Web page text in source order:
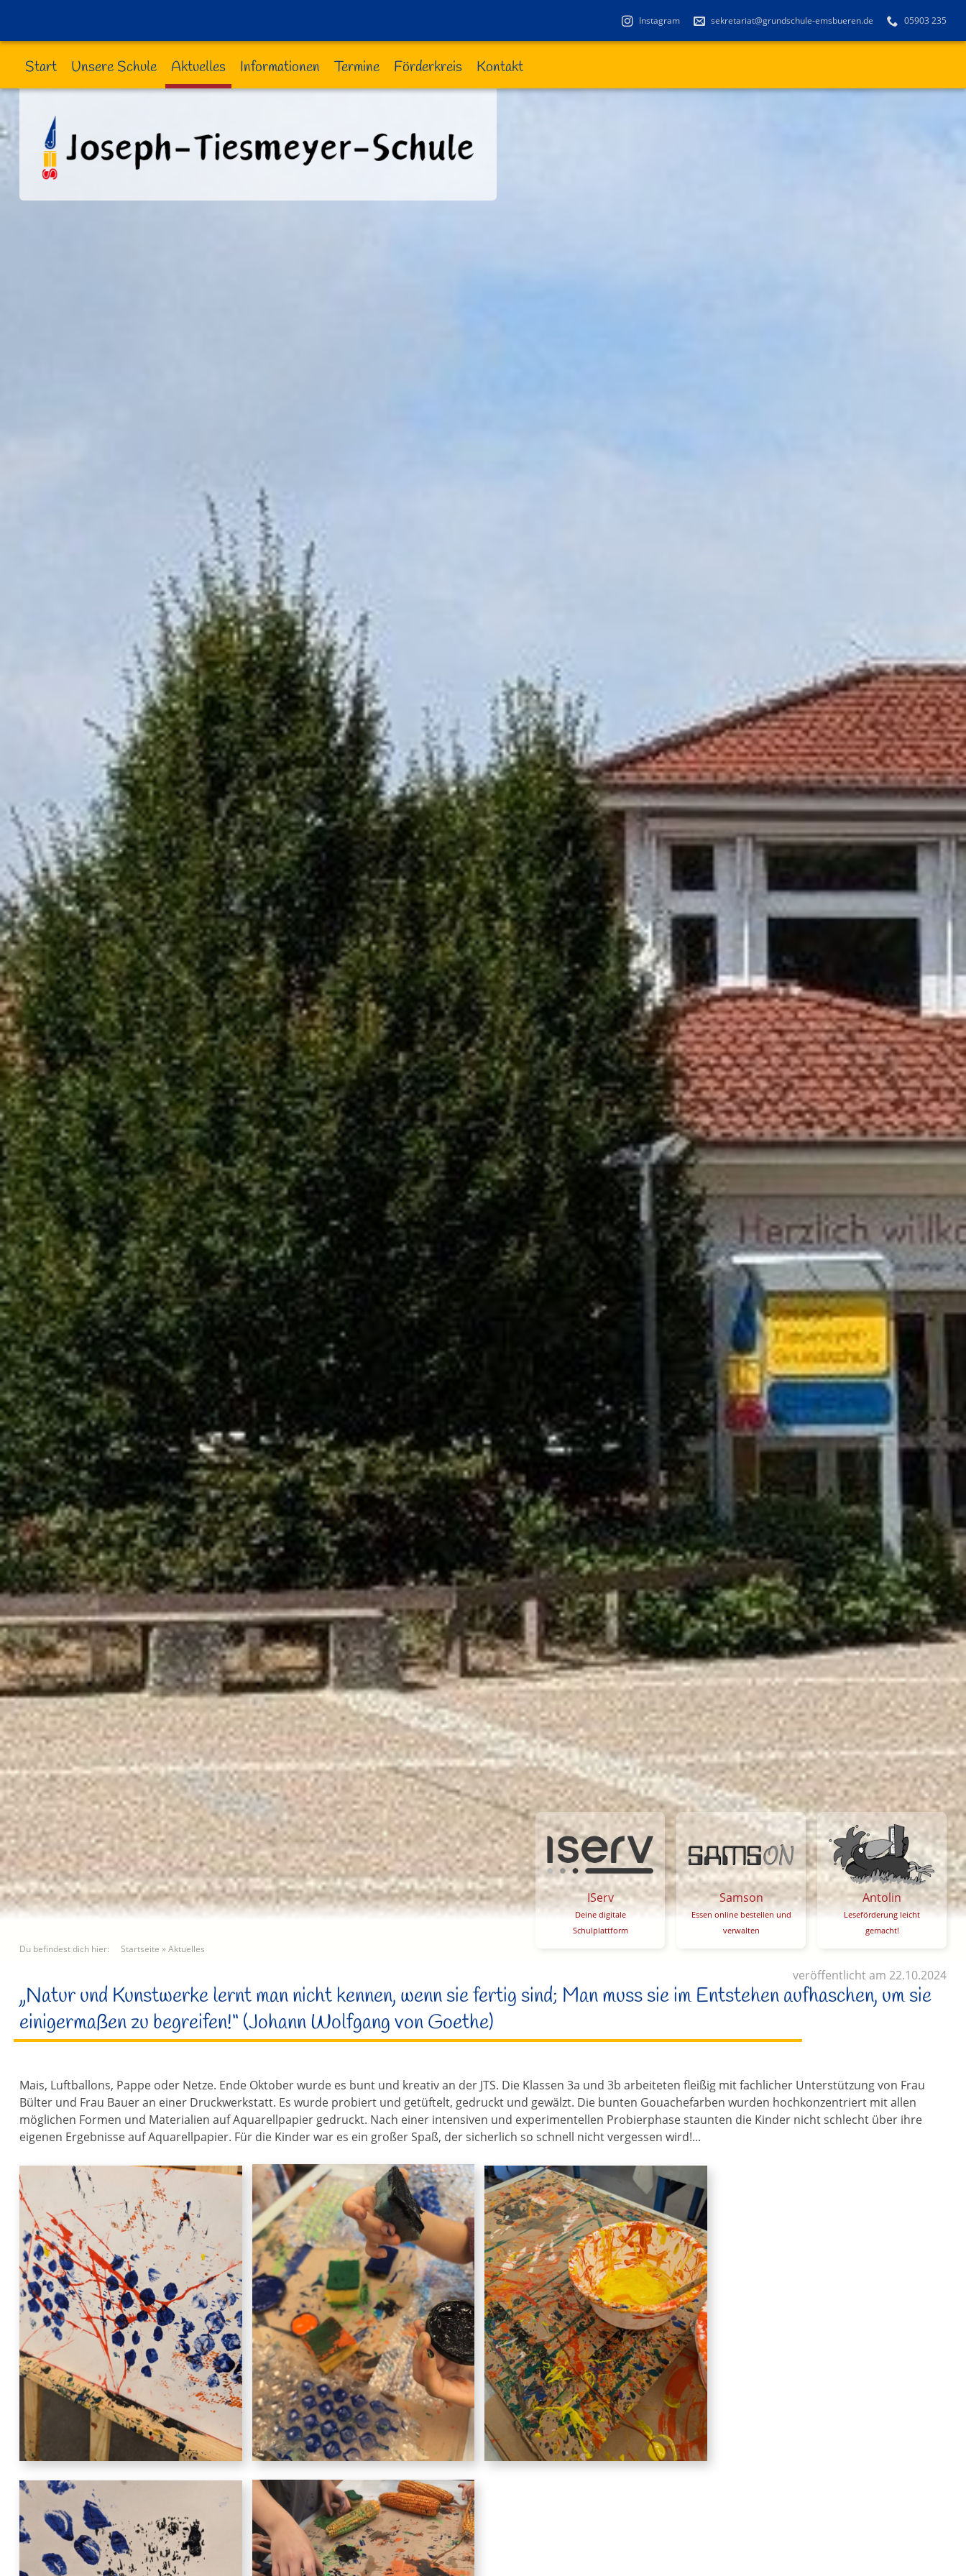
Instagram sekretariat@grundschule-emsbueren.de 05903 235
Antolin
Leseförderung leicht
gemacht!
Samson
Essen online bestellen und
verwalten
IServ
Deine digitale
Schulplattform
Start Unsere Schule Aktuelles Informationen Termine Förderkreis Kontakt
Du befindest dich hier: Startseite »Aktuelles
veröffentlicht am 22.10.2024
„Natur und Kunstwerke lernt man nicht kennen, wenn sie fertig sind; Man muss sie im Entstehen aufhaschen, um sie
einigermaßen zu begreifen!“ (Johann Wolfgang von Goethe)
Mais, Luftballons, Pappe oder Netze. Ende Oktober wurde es bunt und kreativ an der JTS. Die Klassen 3a und 3b arbeiteten fleißig mit fachlicher Unterstützung von Frau
Bülter und Frau Bauer an einer Druckwerkstatt. Es wurde probiert und getüftelt, gedruckt und gewälzt. Die bunten Gouachefarben wurden hochkonzentriert mit allen
möglichen Formen und Materialien auf Aquarellpapier gedruckt. Nach einer intensiven und experimentellen Probierphase staunten die Kinder nicht schlecht über ihre
eigenen Ergebnisse auf Aquarellpapier. Für die Kinder war es ein großer Spaß, der sicherlich so schnell nicht vergessen wird!...